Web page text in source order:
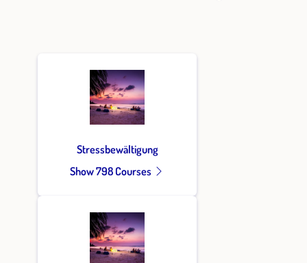
Stressbewältigung
Show 798 Courses